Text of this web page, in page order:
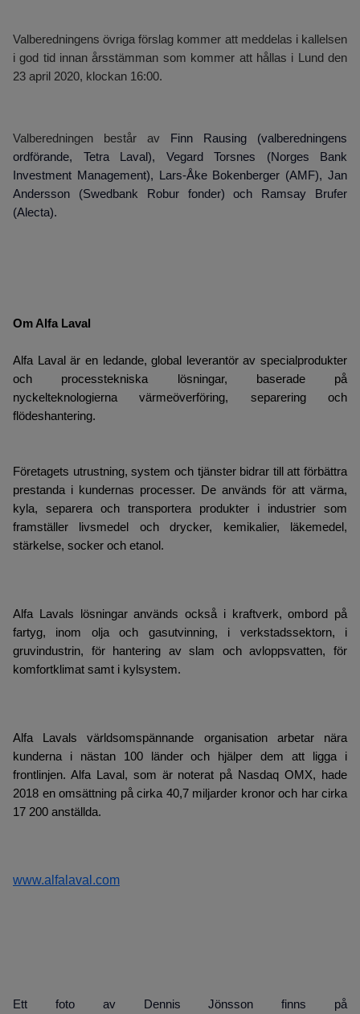
Valberedningens övriga förslag kommer att meddelas i kallelsen
i god tid innan årsstämman som kommer att hållas i Lund den
23 april 2020, klockan 16:00.
Valberedningen består av
Finn Rausing (valberedningens
ordförande, Tetra Laval), Vegard Torsnes (Norges Bank
Investment Management), Lars-Åke Bokenberger (AMF), Jan
Andersson (Swedbank Robur fonder) och Ramsay Brufer
(Alecta).
Om Alfa Laval
Alfa Laval är en ledande, global leverantör av specialprodukter
och processtekniska lösningar, baserade på
nyckelteknologierna värmeöverföring, separering och
flödeshantering.
Företagets utrustning, system och tjänster bidrar till att förbättra
prestanda i kundernas processer. De används för att värma,
kyla, separera och transportera produkter i industrier som
framställer livsmedel och drycker, kemikalier, läkemedel,
stärkelse, socker och etanol.
Alfa Lavals lösningar används också i kraftverk, ombord på
fartyg, inom olja och gasutvinning, i verkstadssektorn, i
gruvindustrin, för hantering av slam och avloppsvatten, för
komfortklimat samt i kylsystem.
Alfa Lavals världsomspännande organisation arbetar nära
kunderna i nästan 100 länder och hjälper dem att ligga i
frontlinjen. Alfa Laval, som är noterat på Nasdaq OMX, hade
2018 en omsättning på cirka 40,7 miljarder kronor och har cirka
17 200 anställda.
www.alfalaval.com
Ett foto av Dennis Jönsson finns på